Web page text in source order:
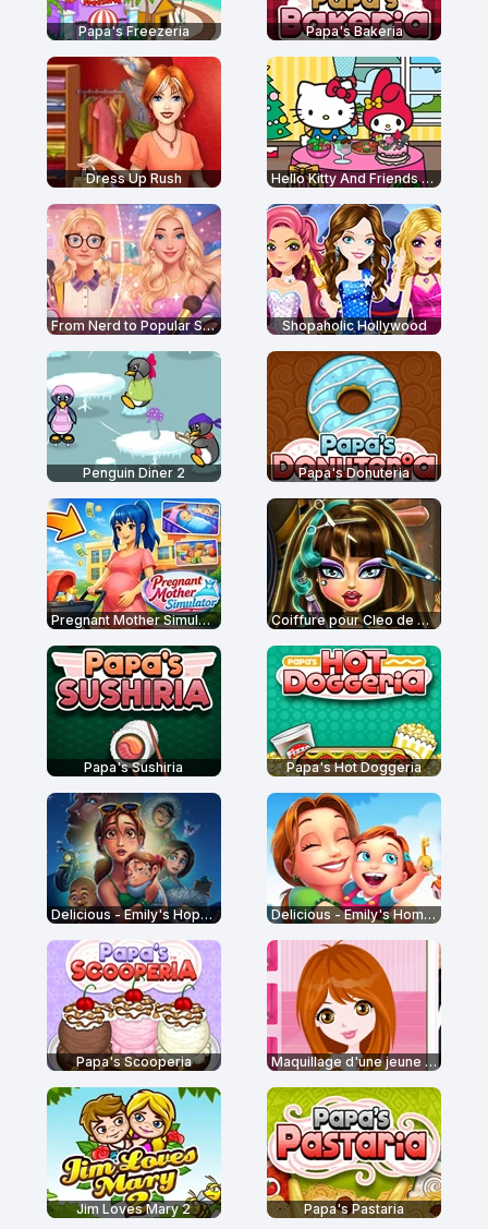
Papa's Freezeria Papa's Bakeria
Dress Up Rush Hello Kitty And Friends Restaurant
From Nerd to Popular School Shopaholic Hollywood
Penguin Diner 2 Papa's Donuteria
Pregnant Mother Simulator Coiffure pour Cleo de Nile
Papa's Sushiria Papa's Hot Doggeria
Delicious - Emily's Hopes and Fears Delicious - Emily's Home Sweet Home
Papa's Scooperia Maquillage d'une jeune fille sage
Jim Loves Mary 2 Papa's Pastaria